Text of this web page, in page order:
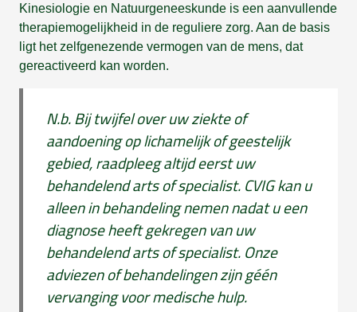
Kinesiologie en Natuurgeneeskunde is een aanvullende
therapiemogelijkheid in de reguliere zorg. Aan de basis
ligt het zelfgenezende vermogen van de mens, dat
gereactiveerd kan worden.
N.b. Bij twijfel over uw ziekte of
aandoening op lichamelijk of geestelijk
gebied, raadpleeg altijd eerst uw
behandelend arts of specialist. CVIG kan u
alleen in behandeling nemen nadat u een
diagnose heeft gekregen van uw
behandelend arts of specialist. Onze
adviezen of behandelingen zijn géén
vervanging voor medische hulp.